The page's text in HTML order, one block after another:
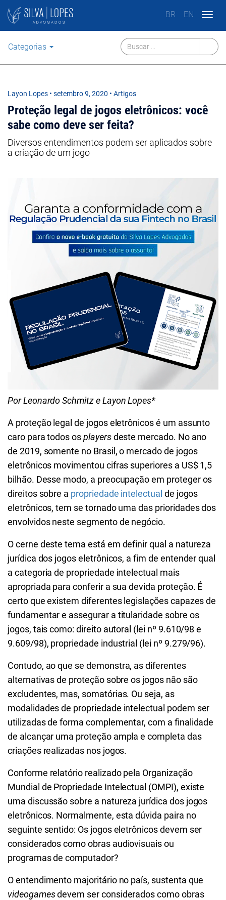
BR EN
Categorias
Layon Lopes • setembro 9, 2020 • Artigos
Proteção legal de jogos eletrônicos: você
sabe como deve ser feita?
Diversos entendimentos podem ser aplicados sobre
a criação de um jogo
Por LeonardoSchmitz e Layon Lopes*
A proteção legal de jogos eletrônicos é um assunto
caro para todos osplayersdeste mercado. No ano
de 2019, somente no Brasil, o mercado de jogos
eletrônicos movimentou cifras superiores a US$ 1,5
bilhão. Desse modo, a preocupação em proteger os
direitos sobre a propriedade intelectual de jogos
eletrônicos, tem se tornado uma das prioridades dos
envolvidos neste segmento de negócio.
O cerne deste tema está em definir qual a natureza
jurídica dos jogos eletrônicos, a fim de entender qual
a categoria de propriedade intelectual mais
apropriada para conferir a sua devida proteção. É
certo que existem diferentes legislações capazes de
fundamentar e assegurar a titularidade sobre os
jogos, tais como: direito autoral (lei nº 9.610/98 e
9.609/98), propriedade industrial (lei nº 9.279/96).
Contudo, ao que se demonstra, as diferentes
alternativas de proteção sobre os jogos não são
excludentes, mas, somatórias. Ou seja, as
modalidades de propriedade intelectual podem ser
utilizadas de forma complementar, com a finalidade
de alcançar uma proteção ampla e completa das
criações realizadas nos jogos.
Conforme relatório realizado pela Organização
Mundial de Propriedade Intelectual (OMPI), existe
uma discussão sobre a natureza jurídica dos jogos
eletrônicos. Normalmente, esta dúvida paira no
seguinte sentido: Os jogos eletrônicos devem ser
considerados como obras audiovisuais ou
programas de computador?
O entendimento majoritário no país, sustenta que
videogamesdevem ser considerados como obras